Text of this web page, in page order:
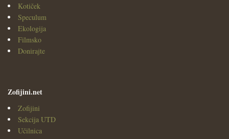
Kotiček
Speculum
Ekologija
Filmsko
Donirajte
Zofijini.net
Zofijini
Sekcija UTD
Učilnica